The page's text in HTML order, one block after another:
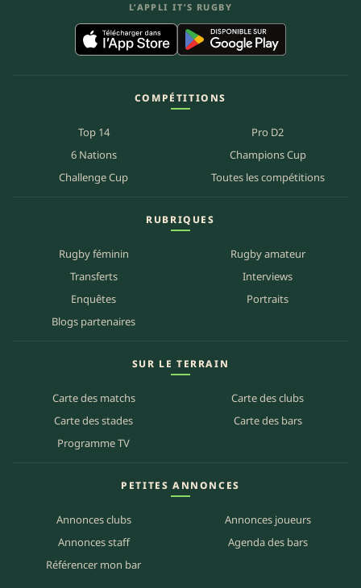
L’APPLI IT’S RUGBY
COMPÉTITIONS
Top 14
Pro D2
6 Nations
Champions Cup
Challenge Cup
Toutes les compétitions
RUBRIQUES
Rugby féminin
Rugby amateur
Transferts
Interviews
Enquêtes
Portraits
Blogs partenaires
SUR LE TERRAIN
Carte des matchs
Carte des clubs
Carte des stades
Carte des bars
Programme TV
PETITES ANNONCES
Annonces clubs
Annonces joueurs
Annonces staff
Agenda des bars
Référencer mon bar